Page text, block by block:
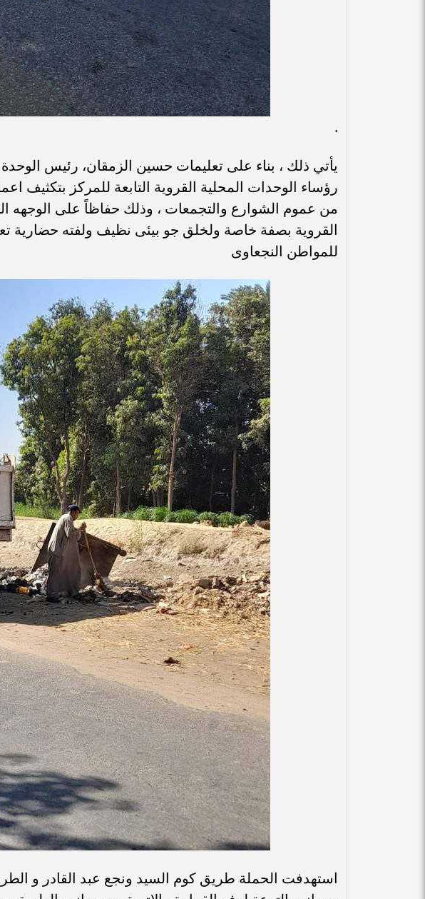
.
يأتي ذلك ، بناء على تعليمات حسين الزمقان، رئيس
رؤساء الوحدات المحلية القروية التابعة للمركز بتكثيف
من عموم الشوارع والتجمعات ، وذلك حفاظاً على الوجهه
القروية بصفة خاصة ولخلق جو بيئى نظيف ولفته حضارية
للمواطن النجعاوى
استهدفت الحملة طريق كوم السيد ونجع عبد القادر و